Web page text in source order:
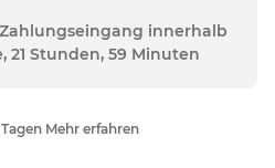
innerhalb
21 Stunden, 59 Minuten
Mehr erfahren